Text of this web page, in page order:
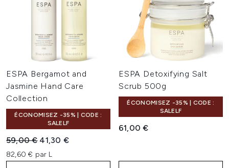
ESPA Bergamot and
Jasmine Hand Care
Collection
ÉCONOMISEZ -35% | CODE :
SALELF
Prix de vente :
59,00 € Prix ​​actuel :
41,30 €
82,60 € par L
ESPA Detoxifying Salt
Scrub 500g
ÉCONOMISEZ -35% | CODE :
SALELF
61,00 €